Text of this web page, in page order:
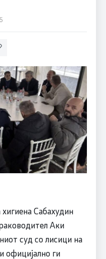
Сабахудин
Аки
суд со лисици на
официјално ги